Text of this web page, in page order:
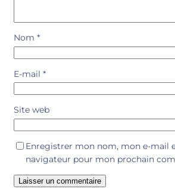
Nom *
E-mail *
Site web
Enregistrer mon nom, mon e-mail
navigateur pour mon prochain